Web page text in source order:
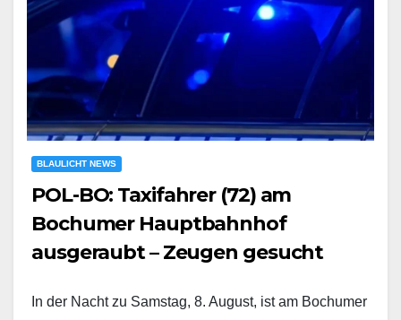
BLAULICHT NEWS
POL-BO: Taxifahrer (72) am
Bochumer Hauptbahnhof
ausgeraubt – Zeugen gesucht
In der Nacht zu Samstag, 8. August, ist am Bochumer